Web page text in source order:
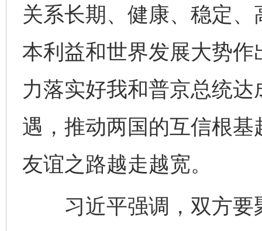
关系长期、健康、稳定
本利益和世界发展大势
力落实好我和普京总统
遇，推动两国的互信根
友谊之路越走越宽。
习近平强调，双方要